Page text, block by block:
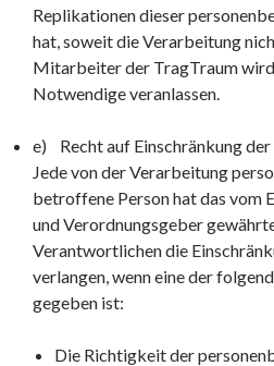
Replikationen dieser
hat, soweit die Verarbeitung
Mitarbeiter der TragTraum
Notwendige veranlassen.
e) Recht auf Einschränkung
Jede von der Verarbeitung
betroffene Person hat das vom
und Verordnungsgeber
Verantwortlichen die
verlangen, wenn eine der
gegeben ist:
Die Richtigkeit der